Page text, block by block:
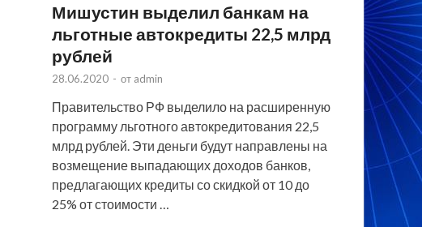
Мишустин выделил банкам на
льготные автокредиты 22,5 млрд
рублей
28.06.2020 - от admin
Правительство РФ выделило на расширенную
программу льготного автокредитования 22,5
млрд рублей. Эти деньги будут направлены на
возмещение выпадающих доходов банков,
предлагающих кредиты со скидкой от 10 до
25% от стоимости …